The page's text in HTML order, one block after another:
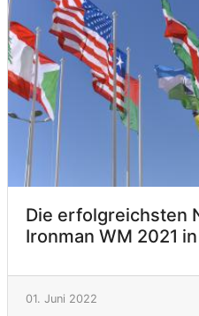
Die erfolgreichsten
Ironman WM 2021
01. Juni 2022